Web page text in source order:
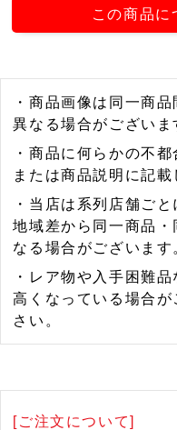
この商品に
・商品画像は同一商
異なる場合がございま
・商品に何らかの不
または商品説明に記載
・当店は系列店舗ご
地域差から同一商品
なる場合がございます
・レア物や入手困難
高くなっている場合
さい。
[ご注文について]